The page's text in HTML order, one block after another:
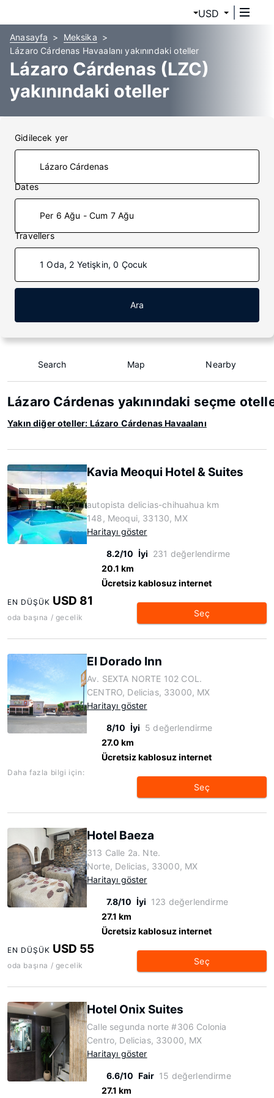
USD
Anasayfa
Meksika
Lázaro Cárdenas Havaalanı yakınındaki oteller
Lázaro Cárdenas (LZC)
yakınındaki oteller
Gidilecek yer
Dates
Per 6 Ağu - Cum 7 Ağu
Travellers
1 Oda, 2 Yetişkin, 0 Çocuk
Ara
Search Map Nearby
Lázaro Cárdenas yakınındaki seçme
Yakın diğer oteller: Lázaro Cárdenas Havaalanı
Kavia Meoqui Hotel & Suites
autopista delicias-chihuahua km
148, Meoqui, 33130, MX
Haritayı göster
8.2/10 İyi 231 değerlendirme
20.1 km
Ücretsiz kablosuz internet
EN DÜŞÜK USD 81
oda başına / gecelik Seç
El Dorado Inn
Av. SEXTA NORTE 102 COL.
CENTRO, Delicias, 33000, MX
Haritayı göster
8/10 İyi 5 değerlendirme
27.0 km
Ücretsiz kablosuz internet
Daha fazla bilgi için:
Seç
Hotel Baeza
313 Calle 2a. Nte.
Norte, Delicias, 33000, MX
Haritayı göster
7.8/10 İyi 123 değerlendirme
27.1 km
Ücretsiz kablosuz internet
EN DÜŞÜK USD 55
oda başına / gecelik Seç
Hotel Onix Suites
Calle segunda norte #306 Colonia
Centro, Delicias, 33000, MX
Haritayı göster
6.6/10 Fair 15 değerlendirme
27.1 km